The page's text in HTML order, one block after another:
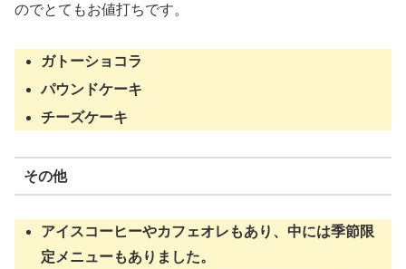
のでとてもお値打ちです。
ガトーショコラ
パウンドケーキ
チーズケーキ
その他
アイスコーヒーやカフェオレもあり、中には季節限
定メニューもありました。